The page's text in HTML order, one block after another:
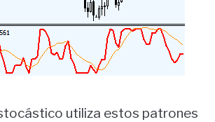
utiliza estos patrones